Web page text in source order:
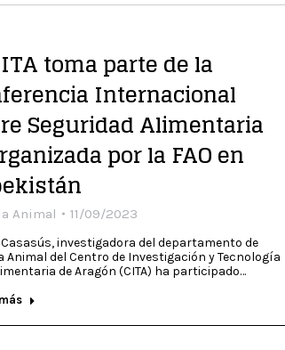
toma parte de la
Internacional
Seguridad Alimentaria
por la FAO en
Animal 11/09/2023
investigadora del departamento de
Animal del Centro de Investigación y Tecnología
de Aragón (CITA) ha participado…